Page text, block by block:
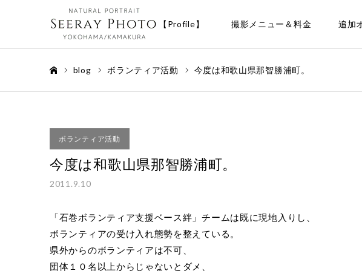
【Profile】 撮影メニュー＆料金 追加
blog ボランティア活動 今度は和歌山県那智勝浦町。
ボランティア活動
今度は和歌山県那智勝浦町。
2011.9.10
「石巻ボランティア支援ベース絆」チームは既に現地入りし、
ボランティアの受け入れ態勢を整えている。
県外からのボランティアは不可、
団体１０名以上からじゃないとダメ、